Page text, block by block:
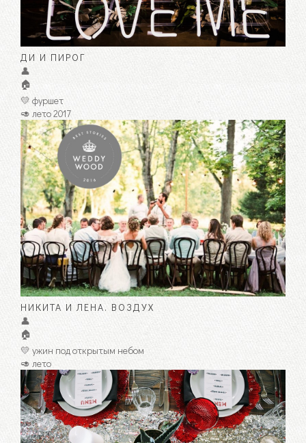
ДИ И ПИРОГ
👤
🏠
💛 фуршет
🥑 лето 2017
НИКИТА И ЛЕНА. ВОЗДУХ
👤
🏠
💛 ужин под открытым небом
🥑 лето